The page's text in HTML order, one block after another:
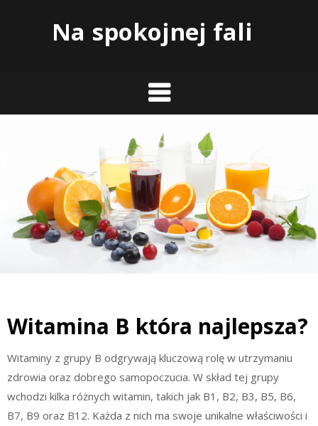
Na spokojnej fali
Witamina B która najlepsza?
Witaminy z grupy B odgrywają kluczową rolę w utrzymaniu
zdrowia oraz dobrego samopoczucia. W skład tej grupy
wchodzi kilka różnych witamin, takich jak B1, B2, B3, B5, B6,
B7, B9 oraz B12. Każda z nich ma swoje unikalne właściwości i